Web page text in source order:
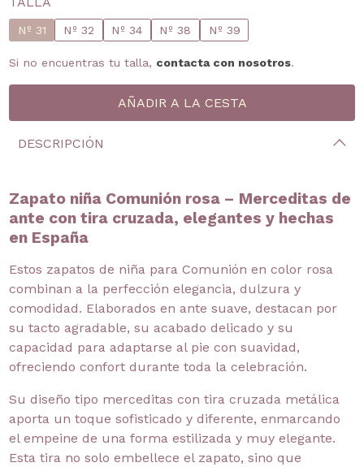
Nº 31 Nº 32 Nº 34 Nº 38 Nº 39
Si no encuentras tu talla, contacta con nosotros.
DESCRIPCIÓN
Zapato niña Comunión rosa – Merceditas de
ante con tira cruzada, elegantes y hechas
en España
Estos zapatos de niña para Comunión en color rosa
combinan a la perfección elegancia, dulzura y
comodidad. Elaborados en ante suave, destacan por
su tacto agradable, su acabado delicado y su
capacidad para adaptarse al pie con suavidad,
ofreciendo confort durante toda la celebración.
Su diseño tipo merceditas con tira cruzada metálica
aporta un toque sofisticado y diferente, enmarcando
el empeine de una forma estilizada y muy elegante.
Esta tira no solo embellece el zapato, sino que